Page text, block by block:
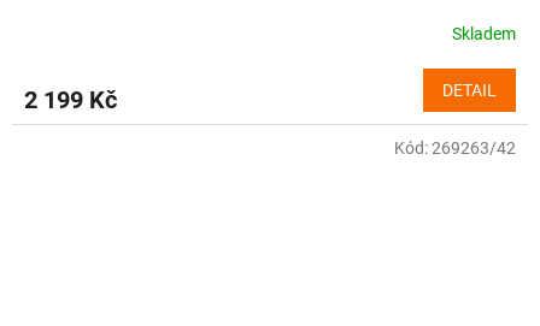
Skladem
2 199 Kč DETAIL
Kód:269263/42